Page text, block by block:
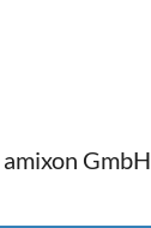
GmbH